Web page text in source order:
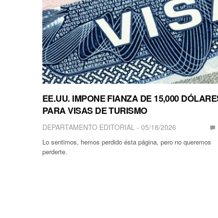
EE.UU. IMPONE FIANZA DE 15,000
PARA VISAS DE TURISMO
DEPARTAMENTO EDITORIAL 05/18/2026
Lo sentimos, hemos perdido ésta página, pero no queremos
perderte.